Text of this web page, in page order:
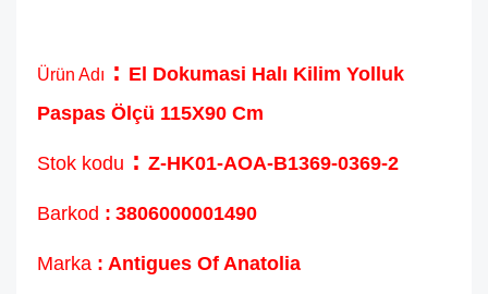
Ürün Adı : El Dokumasi Halı Kilim Yolluk
Paspas Ölçü 115X90 Cm
Stok kodu : Z-HK01-AOA-B1369-0369-2
Barkod : 3806000001490
Marka : Antigues Of Anatolia